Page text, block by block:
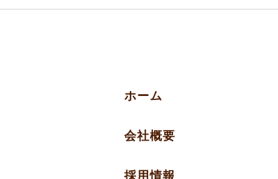
ホーム
会社概要
採用情報